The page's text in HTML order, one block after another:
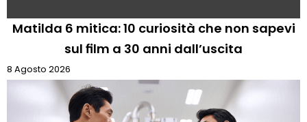
Matilda 6 mitica: 10 curiosità che non sapevi
sul film a 30 anni dall’uscita
8 Agosto 2026